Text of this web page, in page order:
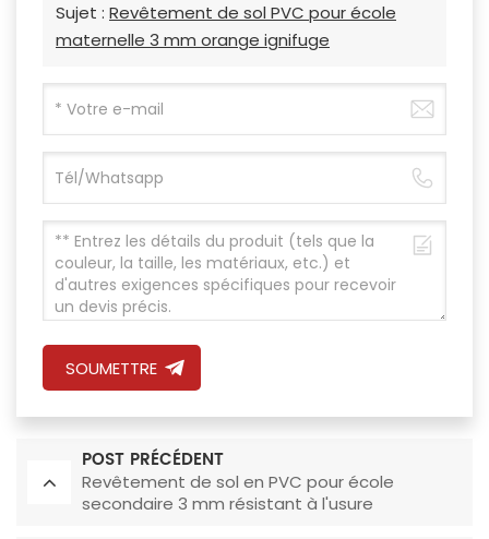
Sujet : Revêtement de sol PVC pour école
maternelle 3 mm orange ignifuge
SOUMETTRE
POST PRÉCÉDENT
Revêtement de sol en PVC pour école
secondaire 3 mm résistant à l'usure